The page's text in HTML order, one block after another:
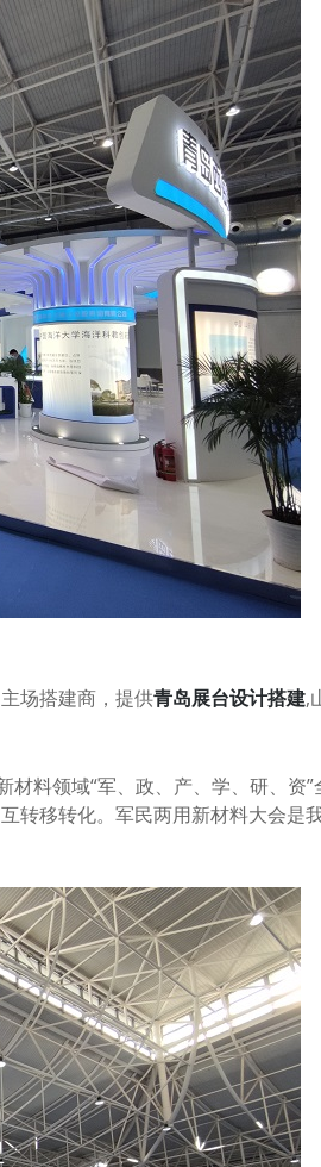
场搭建商，提供青岛展台设计搭建,
材料领域“军、政、产、学、研、资”
移转化。军民两用新材料大会是